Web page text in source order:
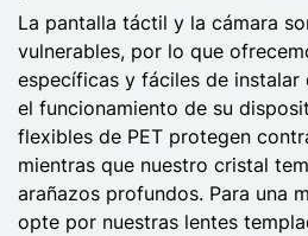
La pantalla táctil y la cámara
vulnerables, por lo que
específicas y fáciles de
el funcionamiento de su
flexibles de PET protegen
mientras que nuestro cristal
arañazos profundos. Para una
opte por nuestras lentes